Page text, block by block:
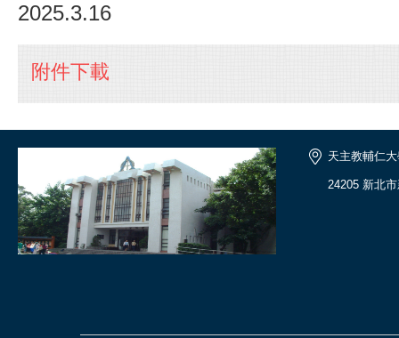
2025.3.16
附件下載
天主教輔仁
24205 新北